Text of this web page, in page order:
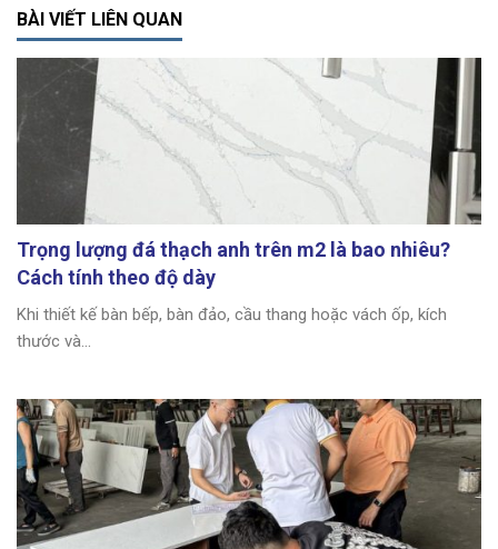
BÀI VIẾT LIÊN QUAN
Trọng lượng đá thạch anh trên m2 là bao nhiêu?
Cách tính theo độ dày
Khi thiết kế bàn bếp, bàn đảo, cầu thang hoặc vách ốp, kích
thước và...